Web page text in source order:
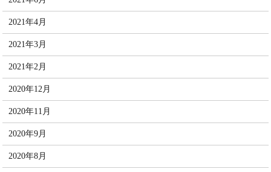
2021年4月
2021年3月
2021年2月
2020年12月
2020年11月
2020年9月
2020年8月